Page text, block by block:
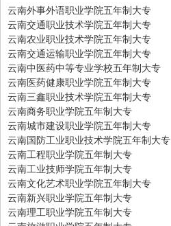
云南外事外语职业学院五年制大专
云南交通职业技术学院五年制大专
云南农业职业技术学院五年制大专
云南交通运输职业学院五年制大专
云南中医药中等专业学校五年制大专
云南医药健康职业学院五年制大专
云南三鑫职业技术学院五年制大专
云南商务职业学院五年制大专
云南城市建设职业学院五年制大专
云南国防工业职业技术学院五年制大专
云南工程职业学院五年制大专
云南工业技师学院五年制大专
云南文化艺术职业学院五年制大专
云南新兴职业学院五年制大专
云南理工职业学院五年制大专